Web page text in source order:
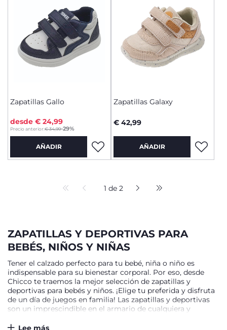
Zapatillas Gallo
Precio anterior:€ 34,99-29%
desde € 24,99
AÑADIR
Zapatillas Galaxy
€ 42,99
AÑADIR
1 de 2
ZAPATILLAS Y DEPORTIVAS PARA
BEBÉS, NIÑOS Y NIÑAS
Tener el calzado perfecto para tu bebé, niña o niño es
indispensable para su bienestar corporal. Por eso, desde
Chicco te traemos la mejor selección de zapatillas y
deportivas para bebés y niños. ¡Elige tu preferida y disfruta
de un día de juegos en familia! Las zapatillas y deportivas
son un imprescindible en el armario de cualquiera y
ir al colegio, para un paseo por el parque, la montaña o la
Lee más